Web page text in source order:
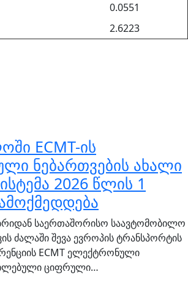
0.0551
2.6223
ECMT-ის
ნებართვების ახალი
2026 წლის 1
საერთაშორისო საავტომობილო
ძალაში შევა ევროპის ტრანსპორტის
ECMT ელექტრონული
ციფრული…